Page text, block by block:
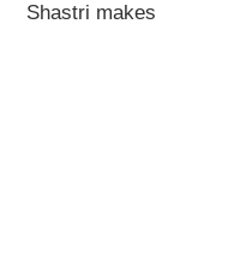
Shastri makes